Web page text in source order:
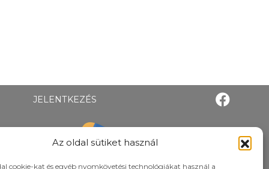
Az oldal sütiket használ
cookie-kat és egyéb nyomkövetési technológiákat használ a
JELENTKEZÉS